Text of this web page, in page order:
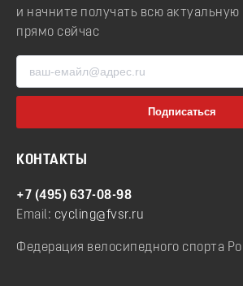
и начните получать всю
прямо сейчас
КОНТАКТЫ
+7 (495) 637-08-98
Email: cycling@fvsr.ru
Федерация велосипедного спорта